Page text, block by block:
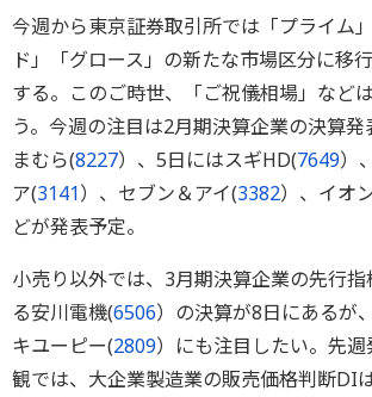
今週から東京証券取引所では「プライム
ド」「グロース」の新たな市場区分に移
する。このご時世、「ご祝儀相場」など
う。今週の注目は2月期決算企業の決算
まむら(8227）、5日にはスギHD(7649）
ア(3141）、セブン＆アイ(3382）、イオ
どが発表予定。
小売り以外では、3月期決算企業の先行
る安川電機(6506）の決算が8日にあるが
キユーピー(2809）にも注目したい。先
観では、大企業製造業の販売価格判断DI